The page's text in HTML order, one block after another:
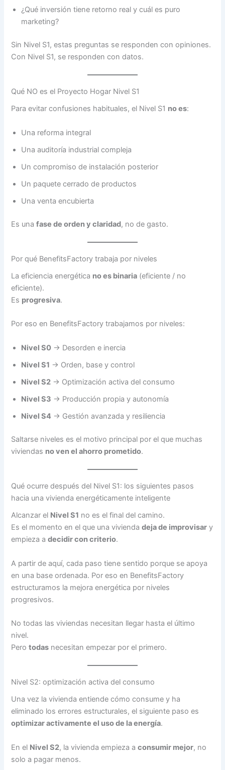
¿Qué inversión tiene retorno real y cuál es puro
marketing?
Sin Nivel S1, estas preguntas se responden con opiniones.
Con Nivel S1, se responden con datos.
Qué NO es el Proyecto Hogar Nivel S1
Para evitar confusiones habituales, el Nivel S1 no es:
Una reforma integral
Una auditoría industrial compleja
Un compromiso de instalación posterior
Un paquete cerrado de productos
Una venta encubierta
Es unafase de orden y claridad, no de gasto.
Por qué BenefitsFactory trabaja por niveles
La eficiencia energética no es binaria (eficiente / no
eficiente).
Es progresiva.
Por eso en BenefitsFactory trabajamos por niveles:
Nivel S0 → Desorden e inercia
Nivel S1 → Orden, base y control
Nivel S2 → Optimización activa del consumo
Nivel S3 → Producción propia y autonomía
Nivel S4 → Gestión avanzada y resiliencia
Saltarse niveles es el motivo principal por el que muchas
viviendas no ven el ahorro prometido.
Qué ocurre después del Nivel S1: los siguientes pasos
hacia una vivienda energéticamente inteligente
Alcanzar el Nivel S1 no es el final del camino.
Es el momento en el que una viviendadeja de improvisar y
empieza adecidir con criterio.
A partir de aquí, cada paso tiene sentido porque se apoya
en una base ordenada. Por eso en BenefitsFactory
estructuramos la mejora energética por niveles
progresivos.
No todas las viviendas necesitan llegar hasta el último
nivel.
Perotodas necesitan empezar por el primero.
Nivel S2: optimización activa del consumo
Una vez la vivienda entiende cómo consume y ha
eliminado los errores estructurales, el siguiente paso es
optimizar activamente el uso de la energía.
En el Nivel S2, la vivienda empieza aconsumir mejor, no
solo a pagar menos.